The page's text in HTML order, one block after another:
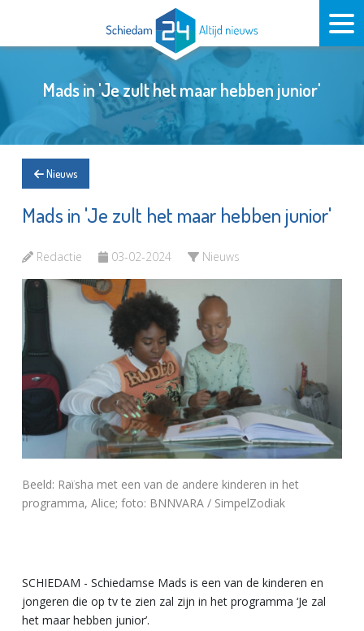
Mads in 'Je zult het maar hebben junior'
Nieuws
Mads in 'Je zult het maar hebben junior'
Redactie 03-02-2024 Nieuws
Beeld: Raïsha met een van de andere kinderen in het
programma, Alice; foto: BNNVARA / SimpelZodiak
SCHIEDAM - Schiedamse Mads is een van de kinderen en
jongeren die op tv te zien zal zijn in het programma ‘Je zal
het maar hebben junior’.